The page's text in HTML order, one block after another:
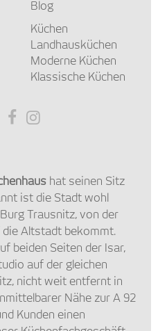
Blog
Küchen
Landhausküchen
Moderne Küchen
Klassische Küchen
 
hat seinen Sitz
ist die Stadt wohl
Trausnitz, von der
die Altstadt bekommt.
beiden Seiten der Isar,
auf der gleichen
nicht weit entfernt in
Nähe zur A 92
Kunden einen